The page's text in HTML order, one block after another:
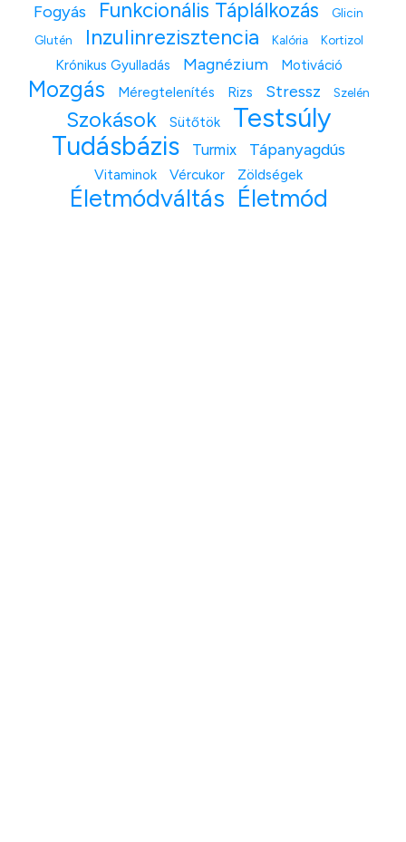
Fogyás Funkcionális Táplálkozás
Glicin
Glutén
Inzulinrezisztencia Kalória Kortizol
Krónikus Gyulladás Magnézium Motiváció
Mozgás Méregtelenítés Rizs Stressz Szelén
Szokások Sütőtök Testsúly
Tudásbázis Turmix Tápanyagdús
Vitaminok Vércukor Zöldségek
Életmódváltás Életmód